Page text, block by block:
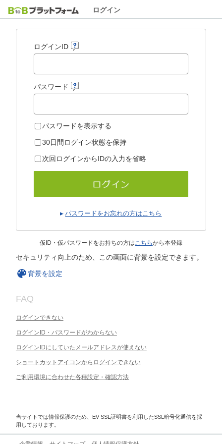
ログイン
ログインID
パスワード
パスワードを表示する
30日間ログイン状態を保持
次回ログインからIDの入力を省略
パスワードをお忘れの方はこちら
仮ID・仮パスワードをお持ちの方はこちらから本登録
セキュリティ向上のため、この画面に背景を設定できます。
背景を設定
FAQ
ログインできない
ログインID・パスワードがわからない
ログインIDにしていたメールアドレスが使えない
ショートカットアイコンからログインできない
ご利用環境に合わせた各種設定・確認方法
当サイトでは情報保護のため、EV SSL証明書を利用したSSL暗号化通信を採
用しております。